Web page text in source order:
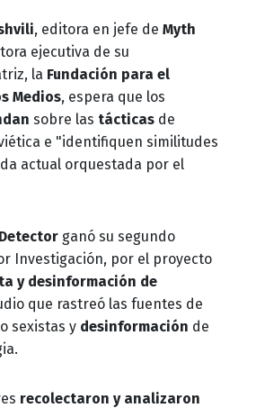
, editora en jefe de Myth
ejecutiva de su
la Fundación para el
Medios, espera que los
sobre las tácticas de
e "identifiquen similitudes
actual orquestada por el
ganó su segundo
Investigación, por el proyecto
y desinformación de
que rastreó las fuentes de
sexistas y desinformación de
recolectaron y analizaron